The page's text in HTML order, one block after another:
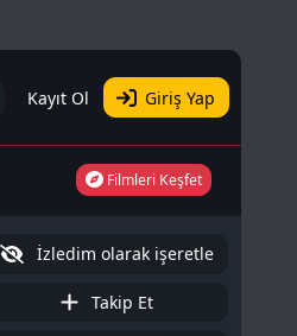
Kayıt Ol Giriş Yap
Filmleri Keşfet
İzledim olarak işeretle
Takip Et